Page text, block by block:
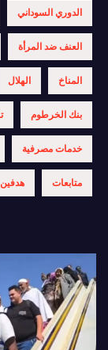
الدوري السوداني
العنف ضد المرأة
المناخ الهلال
بنك الخرطوم
خدمات مصرفية
متابعات هدفين